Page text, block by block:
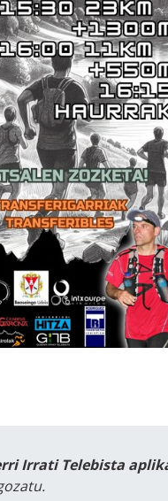
Irrati Telebista